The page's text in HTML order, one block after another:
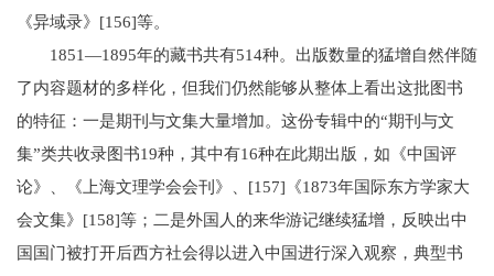
《异域录》[156]等。
1851—1895年的藏书共有514种。出版数量的猛增自然伴随
了内容题材的多样化，但我们仍然能够从整体上看出这批图书
的特征：一是期刊与文集大量增加。这份专辑中的“期刊与文
集”类共收录图书19种，其中有16种在此期出版，如《中国评
论》、《上海文理学会会刊》、[157]《1873年国际东方学家大
会文集》[158]等；二是外国人的来华游记继续猛增，反映出中
国国门被打开后西方社会得以进入中国进行深入观察，典型书